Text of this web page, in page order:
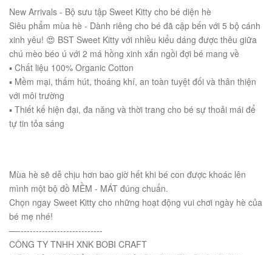
New Arrivals - Bộ sưu tập Sweet Kitty cho bé diện hè
Siêu phẩm mùa hè - Dành riêng cho bé đã cập bến với 5 bộ cánh
xinh yêu! 😍 BST Sweet Kitty với nhiều kiểu dáng được thêu giữa
chú mèo béo ú với 2 má hồng xinh xắn ngồi đợi bé mang về
▪ Chất liệu 100% Organic Cotton
▪ Mềm mại, thấm hút, thoáng khí, an toàn tuyệt đối và thân thiện
với môi trường
▪ Thiết kế hiện đại, đa năng và thời trang cho bé sự thoải mái để
tự tin tỏa sáng
Mùa hè sẽ dễ chịu hơn bao giờ hết khi bé con được khoác lên
mình một bộ đồ MỀM - MÁT đúng chuẩn.
Chọn ngay Sweet Kitty cho những hoạt động vui chơi ngày hè của
bé mẹ nhé!
—----------------------------
CÔNG TY TNHH XNK BOBI CRAFT